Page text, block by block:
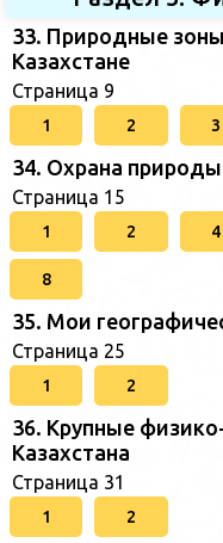
33. Природные
Казахстане
Страница 9
1 2 3
34. Охрана природы
Страница 15
1 2 4
8
35. Мои
Страница 25
1 2
36. Крупные
Казахстана
Страница 31
1 2